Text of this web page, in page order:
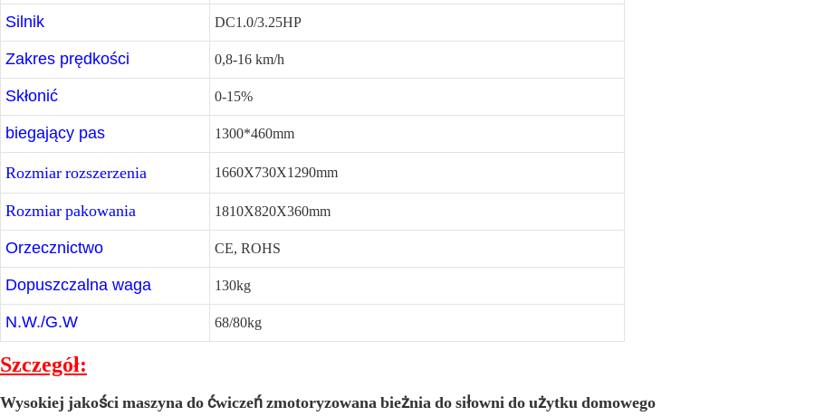
Silnik DC1.0/3.25HP
Zakres prędkości 0,8-16 km/h
Skłonić 0-15%
biegający pas 1300*460mm
Rozmiar rozszerzenia 1660X730X1290mm
Rozmiar pakowania 1810X820X360mm
Orzecznictwo CE, ROHS
Dopuszczalna waga 130kg
N.W./G.W 68/80kg
Szczegół:
Wysokiej jakości maszyna do ćwiczeń zmotoryzowana bieżnia do siłowni do użytku domowego